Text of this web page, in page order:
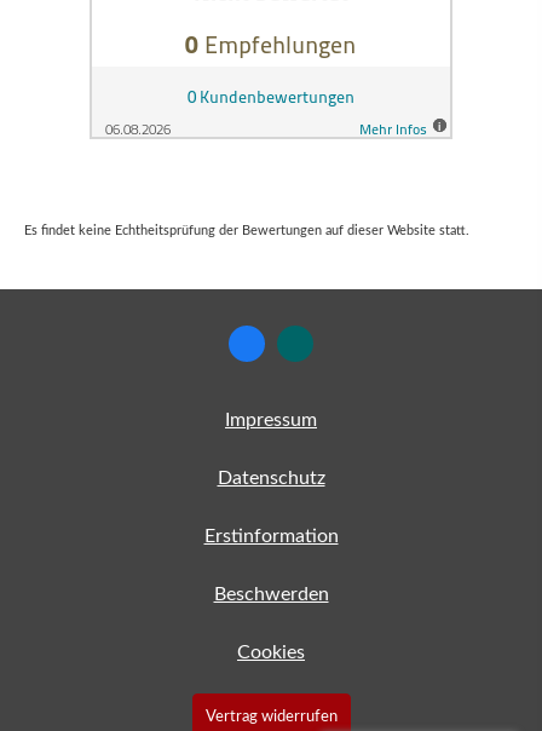
Es findet keine Echtheitsprüfung der Bewertungen auf dieser Website statt.
Impressum
Datenschutz
Erstinformation
Beschwerden
Cookies
Vertrag widerrufen